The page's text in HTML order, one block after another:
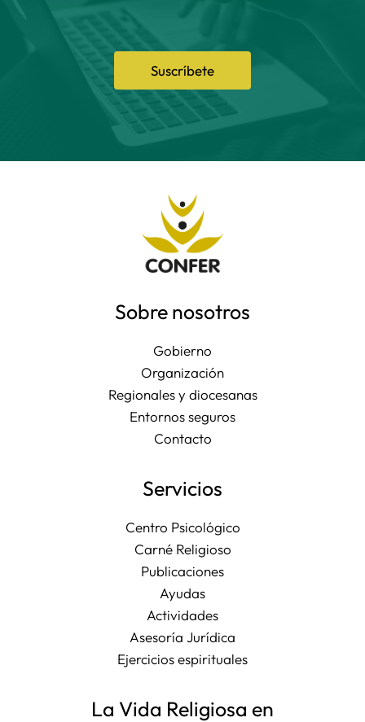
Suscríbete
Sobre nosotros
Gobierno
Organización
Regionales y diocesanas
Entornos seguros
Contacto
Servicios
Centro Psicológico
Carné Religioso
Publicaciones
Ayudas
Actividades
Asesoría Jurídica
Ejercicios espirituales
La Vida Religiosa en